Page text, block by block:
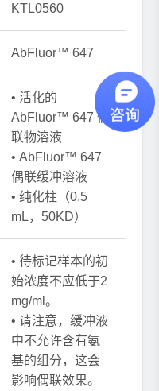
KTL0560
AbFluor™ 647
• 活化的
AbFluor™ 647 偶
联物溶液
• AbFluor™ 647
偶联缓冲溶液
• 纯化柱（0.5
mL，50KD）
• 待标记样本的初
始浓度不应低于2
mg/ml。
• 请注意，缓冲液
中不允许含有氨
基的组分，这会
影响偶联效果。